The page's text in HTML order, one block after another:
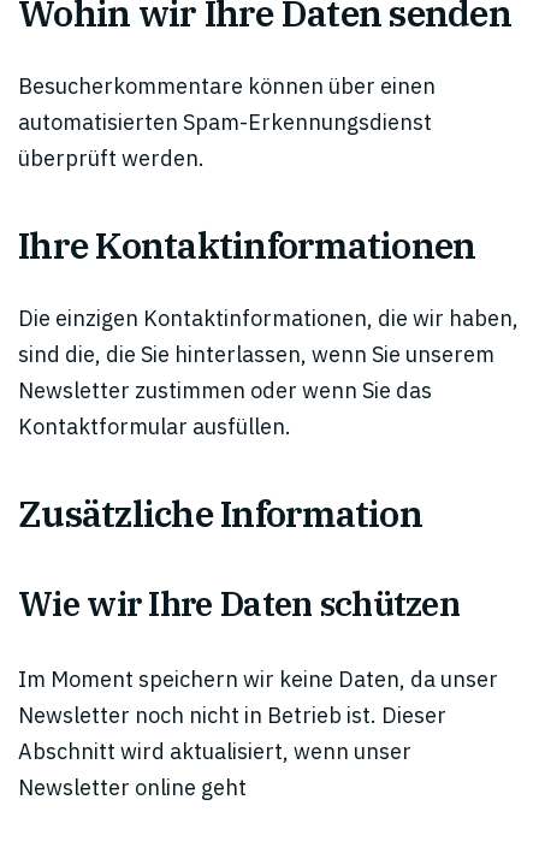
Wohin wir Ihre Daten senden
Besucherkommentare können über einen
automatisierten Spam-Erkennungsdienst
überprüft werden.
Ihre Kontaktinformationen
Die einzigen Kontaktinformationen, die wir haben,
sind die, die Sie hinterlassen, wenn Sie unserem
Newsletter zustimmen oder wenn Sie das
Kontaktformular ausfüllen.
Zusätzliche Information
Wie wir Ihre Daten schützen
Im Moment speichern wir keine Daten, da unser
Newsletter noch nicht in Betrieb ist. Dieser
Abschnitt wird aktualisiert, wenn unser
Newsletter online geht